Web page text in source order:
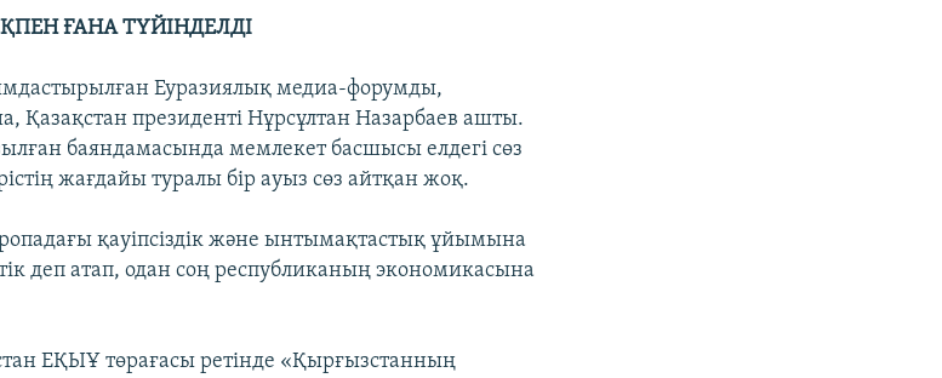
ҒАНА ТҮЙІНДЕЛДІ
Еуразиялық медиа-форумды,
Қазақстан президенті Нұрсұлтан Назарбаев ашты.
баяндамасында мемлекет басшысы елдегі сөз
жағдайы туралы бір ауыз сөз айтқан жоқ.
қауіпсіздік және ынтымақтастық ұйымына
деп атап, одан соң республиканың экономикасына
ЕҚЫҰ төрағасы ретінде «Қырғызстанның